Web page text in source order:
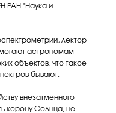
РАН "Наука и
лектор
астрономам
объектов, что такое
бывают.
внезатменного
корону Солнца, не